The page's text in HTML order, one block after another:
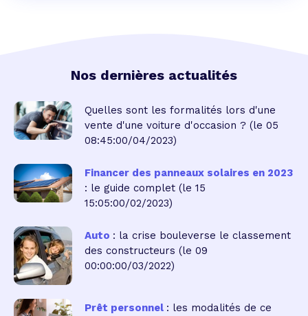
Nos dernières actualités
Quelles sont les formalités lors d'une
vente d'une voiture d'occasion ? (le 05
08:45:00/04/2023)
Financer des panneaux solaires en 2023
: le guide complet (le 15
15:05:00/02/2023)
Auto : la crise bouleverse le classement
des constructeurs (le 09
00:00:00/03/2022)
Prêt personnel : les modalités de ce